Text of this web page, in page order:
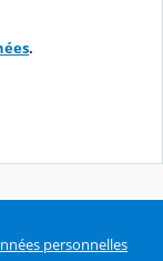
.
personnelles